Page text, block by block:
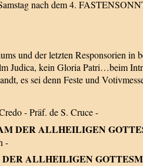
nach dem 4.
und der letzten Responsorien in
Judica, kein Gloria Patri…beim
es sei denn Feste und
- Präf. de S. Cruce -
DER ALLHEILIGEN
-
DER ALLHEILIGEN